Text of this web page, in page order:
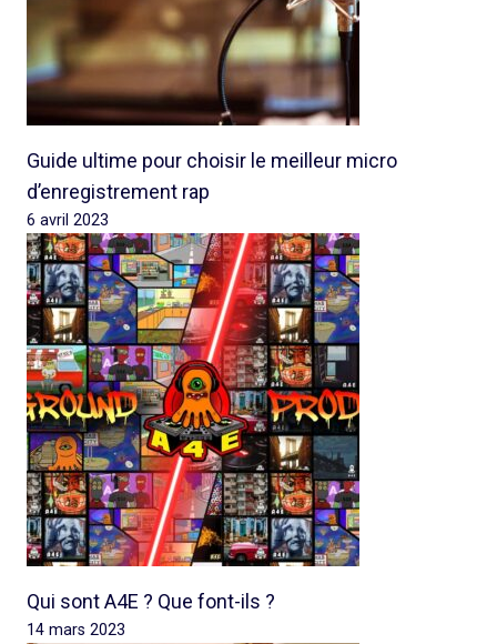
Guide ultime pour choisir le meilleur micro
d’enregistrement rap
6 avril 2023
Qui sont A4E ? Que font-ils ?
14 mars 2023